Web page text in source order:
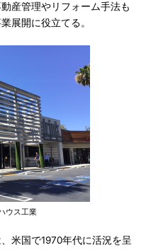
産管理やリフォーム手法も
展開に役立てる。
ウス工業
米国で1970年代に活況を呈